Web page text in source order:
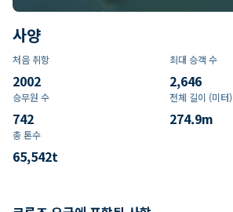
사양
처음 취항
2002
최대 승객 수
2,646
승무원 수
742
전체 길이 (미터)
274.9m
총 톤수
65,542t